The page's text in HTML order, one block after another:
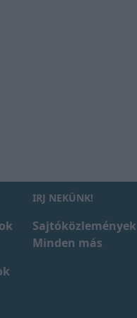
IRJ NEKÜNK!
Sajtóközlemények
Minden más